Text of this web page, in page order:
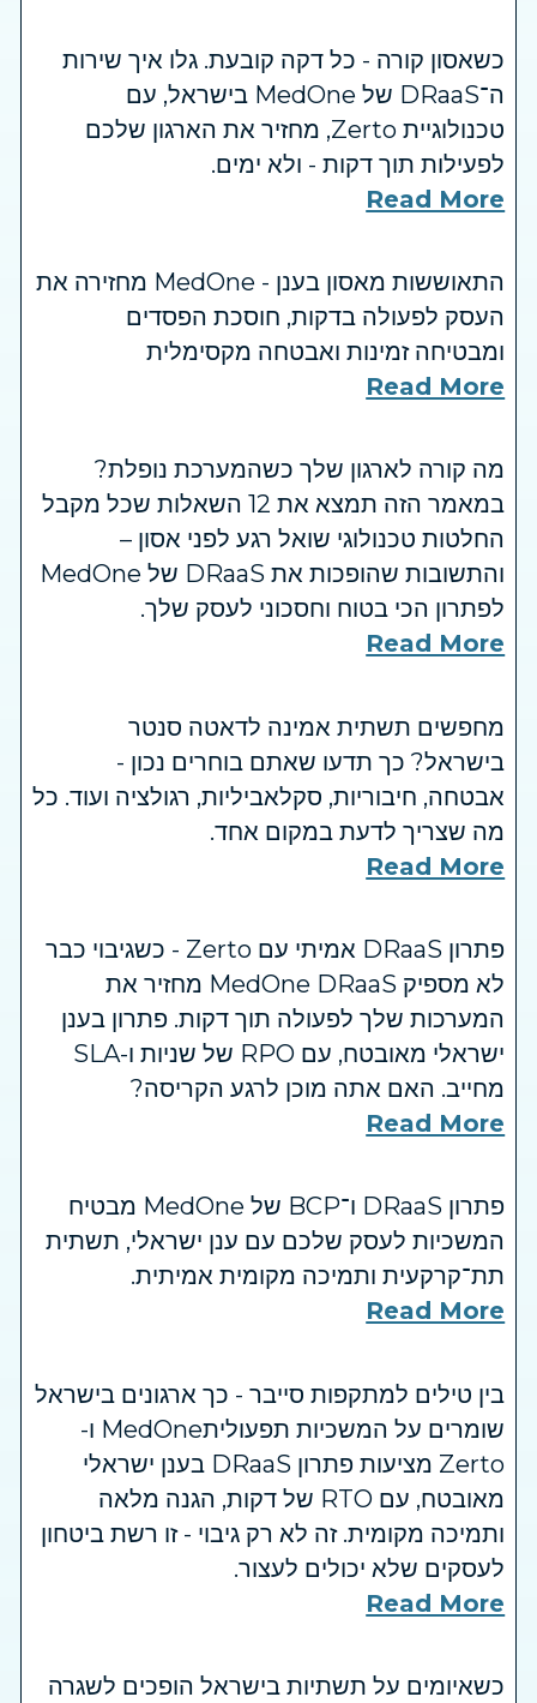
כשאסון קורה - כל דקה קובעת. גלו איך שירות
ה־DRaaS של MedOne בישראל, עם
טכנולוגיית Zerto, מחזיר את הארגון שלכם
לפעילות תוך דקות - ולא ימים.
Read More
התאוששות מאסון בענן - MedOne מחזירה את
העסק לפעולה בדקות, חוסכת הפסדים
ומבטיחה זמינות ואבטחה מקסימלית
Read More
מה קורה לארגון שלך כשהמערכת נופלת?
במאמר הזה תמצא את 12 השאלות שכל מקבל
החלטות טכנולוגי שואל רגע לפני אסון –
והתשובות שהופכות את DRaaS של MedOne
לפתרון הכי בטוח וחסכוני לעסק שלך.
Read More
מחפשים תשתית אמינה לדאטה סנטר
בישראל? כך תדעו שאתם בוחרים נכון -
אבטחה, חיבוריות, סקלאביליות, רגולציה ועוד. כל
מה שצריך לדעת במקום אחד.
Read More
פתרון DRaaS אמיתי עם Zerto - כשגיבוי כבר
לא מספיק MedOne DRaaS מחזיר את
המערכות שלך לפעולה תוך דקות. פתרון בענן
ישראלי מאובטח, עם RPO של שניות ו-SLA
מחייב. האם אתה מוכן לרגע הקריסה?
Read More
פתרון DRaaS ו־BCP של MedOne מבטיח
המשכיות לעסק שלכם עם ענן ישראלי, תשתית
תת־קרקעית ותמיכה מקומית אמיתית.
Read More
בין טילים למתקפות סייבר - כך ארגונים בישראל
שומרים על המשכיות תפעוליתMedOne ו-
Zerto מציעות פתרון DRaaS בענן ישראלי
מאובטח, עם RTO של דקות, הגנה מלאה
ותמיכה מקומית. זה לא רק גיבוי - זו רשת ביטחון
לעסקים שלא יכולים לעצור.
Read More
כשאיומים על תשתיות בישראל הופכים לשגרה